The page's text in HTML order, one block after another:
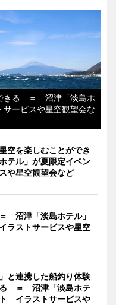
きる ＝ 沼津「淡島ホ
ービスや星空観望会な
空を楽しむことができ
ル」が夏限定イベン
や星空観望会など
沼津「淡島ホテル」
ラストサービスや星空
と連携した船釣り体験
る ＝ 沼津「淡島ホテ
イラストサービスや